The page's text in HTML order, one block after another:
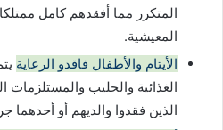
المتكرر مما أفقدهم كامل
المعيشية.
الأيتام والأطفال فاقدو الرعاية
الغذائية والحليب والمستلزمات
الذين فقدوا والديهم أو أحدهما